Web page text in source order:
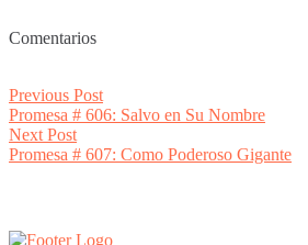
Comentarios
Post
navigation
Previous PostPrevious
post:
Promesa # 606: Salvo en Su Nombre
Next PostNext
post:
Promesa # 607: Como Poderoso Gigante